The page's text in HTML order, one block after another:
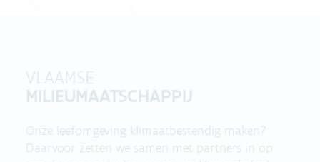
VLAAMSE
MILIEUMAATSCHAPPIJ
Onze leefomgeving klimaatbestendig maken?
Daarvoor zetten we samen met partners in op